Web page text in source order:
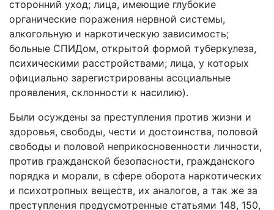
сторонний уход; лица, имеющие глубокие
органические поражения нервной системы,
алкогольную и наркотическую зависимость;
больные СПИДом, открытой формой туберкулеза,
психическими расстройствами; лица, у которых
официально зарегистрированы асоциальные
проявления, склонности к насилию).
Были осуждены за преступления против жизни и
здоровья, свободы, чести и достоинства, половой
свободы и половой неприкосновенности личности,
против гражданской безопасности, гражданского
порядка и морали, в сфере оборота наркотических
и психотропных веществ, их аналогов, а так же за
преступления предусмотренные статьями 148, 150,